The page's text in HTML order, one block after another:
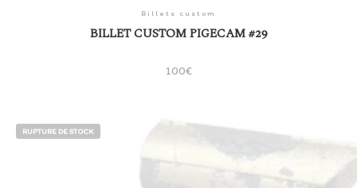
Billets custom
BILLET CUSTOM PIGECAM #29
100€
RUPTURE DE STOCK